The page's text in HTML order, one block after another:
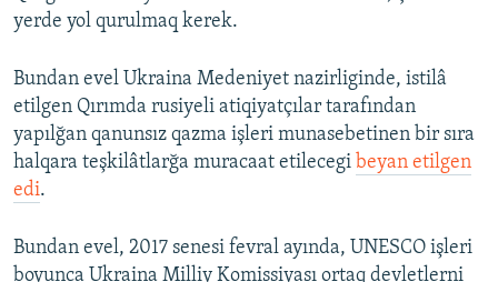
yerde yol qurulmaq kerek.
Bundan evel Ukraina Medeniyet nazirliginde, istilâ
etilgen Qırımda rusiyeli atiqiyatçılar tarafından
yapılğan qanunsız qazma işleri munasebetinen bir sıra
halqara teşkilâtlarğa muracaat etilecegi beyan etilgen
edi.
Bundan evel, 2017 senesi fevral ayında, UNESCO işleri
boyunca Ukraina Milliy Komissiyası ortaq devletlerni